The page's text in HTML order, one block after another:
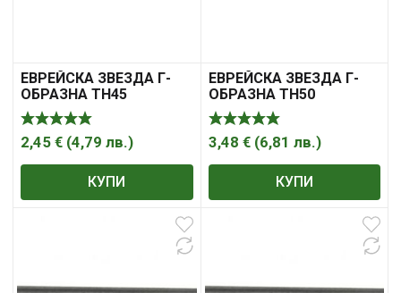
ЕВРЕЙСКА ЗВЕЗДА Г-
ОБРАЗНА ТH45
УДЪЛЖЕНА XL СЪС
ОТВОР 1752TH45
2,45 € (4,79 лв.)
КУПИ
ЕВРЕЙСКА ЗВЕЗДА Г-
ОБРАЗНА ТH50
УДЪЛЖЕНА XL СЪС
ОТВОР 1752TH50
3,48 € (6,81 лв.)
КУПИ